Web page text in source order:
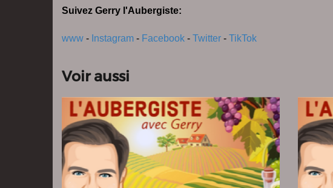
Suivez Gerry l'Aubergiste:
www - Instagram - Facebook - Twitter - TikTok
Voir aussi